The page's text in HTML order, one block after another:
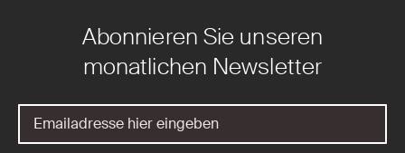
Abonnieren Sie unseren
monatlichen Newsletter